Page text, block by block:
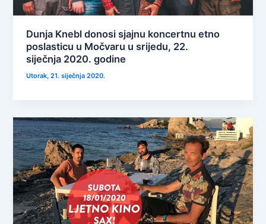
Dunja Knebl donosi sjajnu koncertnu etno
poslasticu u Močvaru u srijedu, 22.
siječnja 2020. godine
Utorak, 21. siječnja 2020.